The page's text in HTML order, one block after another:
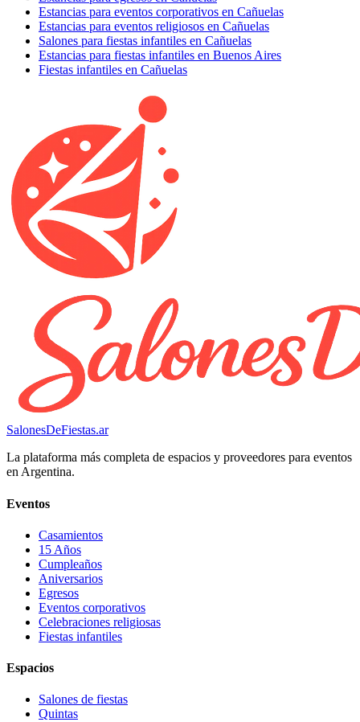
Estancias para eventos corporativos en Cañuelas
Estancias para eventos religiosos en Cañuelas
Salones para fiestas infantiles en Cañuelas
Estancias para fiestas infantiles en Buenos Aires
Fiestas infantiles en Cañuelas
SalonesDeFiestas.ar
La plataforma más completa de espacios y proveedores para eventos
en Argentina.
Eventos
Casamientos
15 Años
Cumpleaños
Aniversarios
Egresos
Eventos corporativos
Celebraciones religiosas
Fiestas infantiles
Espacios
Salones de fiestas
Quintas